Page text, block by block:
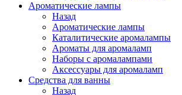
Ароматические лампы
Назад
Ароматические лампы
Каталитические аромалампы
Ароматы для аромаламп
Наборы с аромалампами
Аксессуары для аромаламп
Средства для ванны
Назад